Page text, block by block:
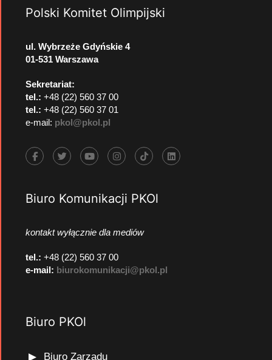
Polski Komitet Olimpijski
ul. Wybrzeże Gdyńskie 4
01-531 Warszawa
Sekretariat:
tel.: +48 (22) 560 37 00
tel.: +48 (22) 560 37 01
e-mail: pkol@pkol.pl
Biuro Komunikacji PKOl
kontakt wyłącznie dla mediów
tel.: +48 (22) 560 37 00
e-mail: biurokomunikacji@pkol.pl
Biuro PKOl
Biuro Zarządu